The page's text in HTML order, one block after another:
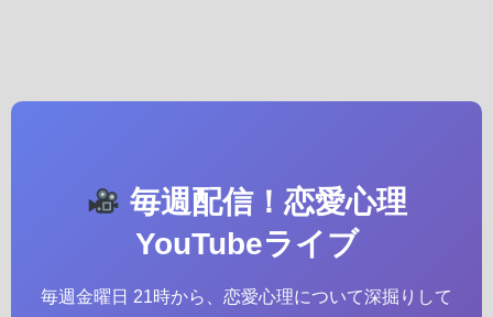
毎週配信！恋愛心理
YouTubeライブ
毎週金曜日 21時から、恋愛心理について深掘りして